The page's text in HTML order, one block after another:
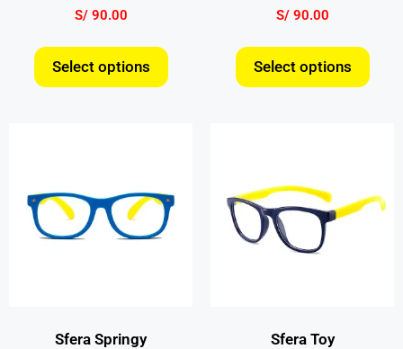
S/90.00
Select options
S/90.00
Select options
Sfera Springy Sfera Toy